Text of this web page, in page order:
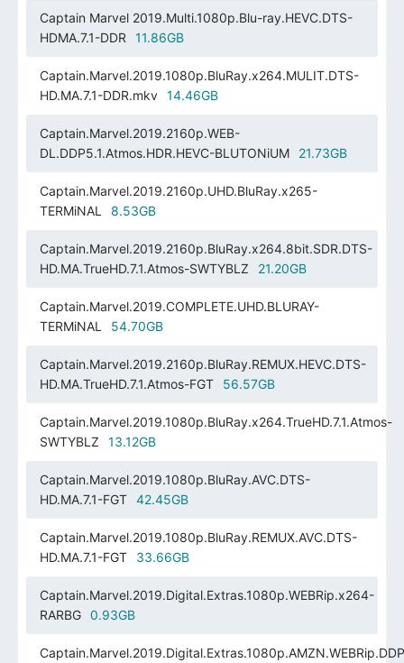
Captain Marvel 2019.Multi.1080p.Blu-ray.HEVC.DTS-
HDMA.7.1-DDR
11.86GB
Captain.Marvel.2019.1080p.BluRay.x264.MULIT.DTS-
HD.MA.7.1-DDR.mkv
14.46GB
Captain.Marvel.2019.2160p.WEB-
DL.DDP5.1.Atmos.HDR.HEVC-BLUTONiUM
21.73GB
Captain.Marvel.2019.2160p.UHD.BluRay.x265-
TERMiNAL
8.53GB
Captain.Marvel.2019.2160p.BluRay.x264.8bit.SDR.DTS-
HD.MA.TrueHD.7.1.Atmos-SWTYBLZ
21.20GB
Captain.Marvel.2019.COMPLETE.UHD.BLURAY-
TERMiNAL
54.70GB
Captain.Marvel.2019.2160p.BluRay.REMUX.HEVC.DTS-
HD.MA.TrueHD.7.1.Atmos-FGT
56.57GB
Captain.Marvel.2019.1080p.BluRay.x264.TrueHD.7.1.Atmos-
SWTYBLZ
13.12GB
Captain.Marvel.2019.1080p.BluRay.AVC.DTS-
HD.MA.7.1-FGT
42.45GB
Captain.Marvel.2019.1080p.BluRay.REMUX.AVC.DTS-
HD.MA.7.1-FGT
33.66GB
Captain.Marvel.2019.Digital.Extras.1080p.WEBRip.x264-
RARBG
0.93GB